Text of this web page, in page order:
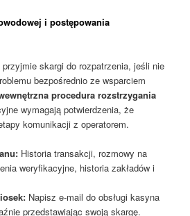
i postępowania
skargi do rozpatrzenia, jeśli nie
bezpośrednio ze wsparciem
procedura rozstrzygania
wymagają potwierdzenia, że
komunikacji z operatorem.
Historia transakcji, rozmowy na
weryfikacyjne, historia zakładów i
Napisz e-mail do obsługi kasyna
przedstawiając swoją skargę.